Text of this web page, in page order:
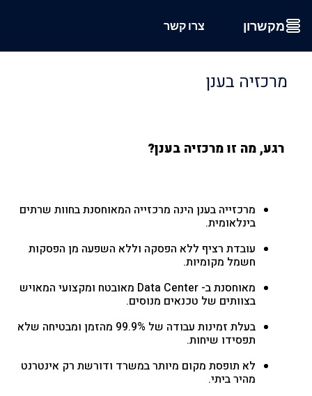
מקשרון צרו קשר
מרכזיה בענן
רגע, מה זו מרכזיה בענן?
מרכזייה בענן הינה מרכזייה המאוחסנת בחוות שרתים
בינלאומית.
עובדת רציף ללא הפסקה וללא השפעה מן הפסקות
חשמל מקומיות.
מאוחסנת ב- Data Center מאובטח ומקצועי המאויש
בצוותים של טכנאים מנוסים.
בעלת זמינות עבודה של 99.9% מהזמן ומבטיחה שלא
תפסידו שיחות.
לא תופסת מקום מיותר במשרד ודורשת רק אינטרנט
מהיר ביתי.